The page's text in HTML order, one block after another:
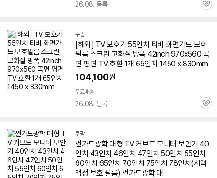
26.08. 등록
관
쿠팡
[해외] TV보호기 55인치 티비 화면가드 보호
필름 스크린 고화질 방폭 42inch 970x560 곡
면 평면 TV호환 1개 65인치 1450 x 830mm
104,100원
무료배송
26.08. 등록
관
쿠팡
썬가드광학 대형 TV커브드 모니터 보안기 40
인치 43인치 46인치 47인치 50인치 55인치
60인치 65인치 70인치 75인치 78인치(시력
액정 보호 필름) 썬가드광학 대